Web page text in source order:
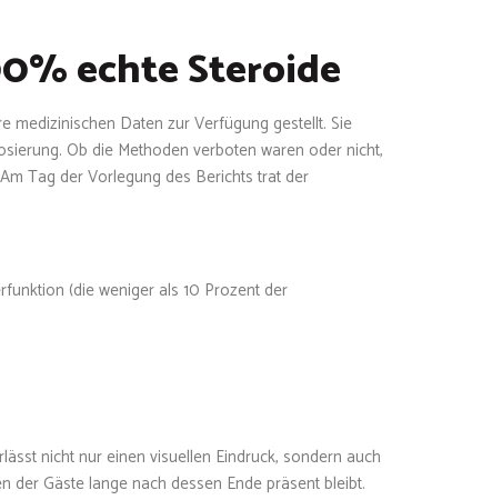
echte Steroide
medizinischen Daten zur Verfügung gestellt. Sie
Ob die Methoden verboten waren oder nicht,
Tag der Vorlegung des Berichts trat der
(die weniger als 10 Prozent der
nicht nur einen visuellen Eindruck, sondern auch
Gäste lange nach dessen Ende präsent bleibt.